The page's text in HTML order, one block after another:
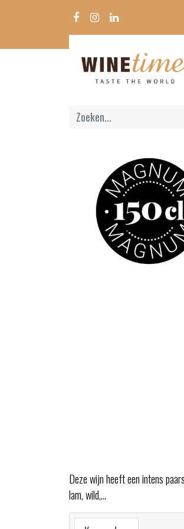
Deze wijn heeft een intens
lam, wild,...